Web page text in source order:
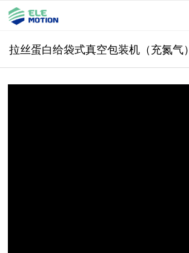
拉丝蛋白给袋式真空包装机（充氮气）